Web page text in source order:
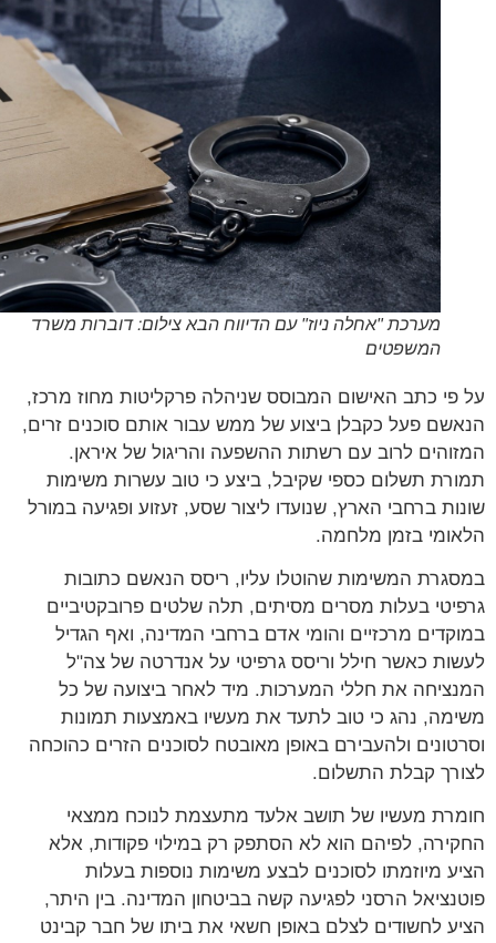
מערכת "אחלה ניוז" עם הדיווח הבא צילום: דוברות משרד
המשפטים
כתב האישום המבוסס שניהלה פרקליטות מחוז מרכז,
פעל כקבלן ביצוע של ממש עבור אותם סוכנים זרים,
לרוב עם רשתות ההשפעה והריגול של איראן.
תשלום כספי שקיבל, ביצע כי טוב עשרות משימות
ברחבי הארץ, שנועדו ליצור שסע, זעזוע ופגיעה במורל
בזמן מלחמה.
המשימות שהוטלו עליו, ריסס הנאשם כתובות
בעלות מסרים מסיתים, תלה שלטים פרובקטיביים
מרכזיים והומי אדם ברחבי המדינה, ואף הגדיל
כאשר חילל וריסס גרפיטי על אנדרטה של צה"ל
את חללי המערכות. מיד לאחר ביצועה של כל
נהג כי טוב לתעד את מעשיו באמצעות תמונות
ולהעבירם באופן מאובטח לסוכנים הזרים כהוכחה
קבלת התשלום.
מעשיו של תושב אלעד מתעצמת לנוכח ממצאי
לפיהם הוא לא הסתפק רק במילוי פקודות, אלא
מיוזמתו לסוכנים לבצע משימות נוספות בעלות
הרסני לפגיעה קשה בביטחון המדינה. בין היתר,
לחשודים לצלם באופן חשאי את ביתו של חבר קבינט